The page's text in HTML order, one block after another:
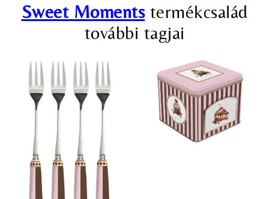
Sweet Momentstermékcsalád
további tagjai